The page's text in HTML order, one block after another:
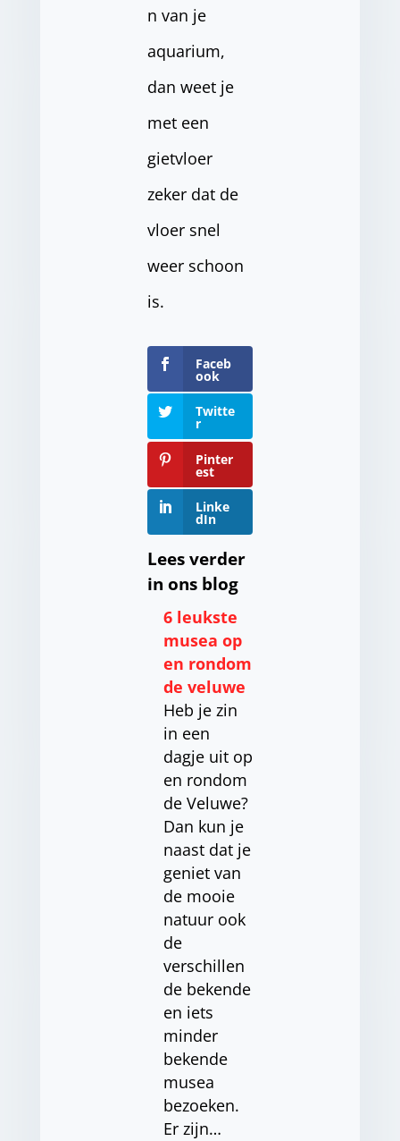
n van je
aquarium,
dan weet je
met een
gietvloer
zeker dat de
vloer snel
weer schoon
is.
Faceb
ook
Twitte
r
Pinter
est
Linke
dIn
Lees verder
in ons blog
6 leukste
musea op
en rondom
de veluwe
Heb je zin
in een
dagje uit op
en rondom
de Veluwe?
Dan kun je
naast dat je
geniet van
de mooie
natuur ook
de
verschillen
de bekende
en iets
minder
bekende
musea
bezoeken.
Er zijn…